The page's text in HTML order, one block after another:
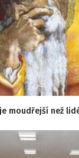
moudřejší než